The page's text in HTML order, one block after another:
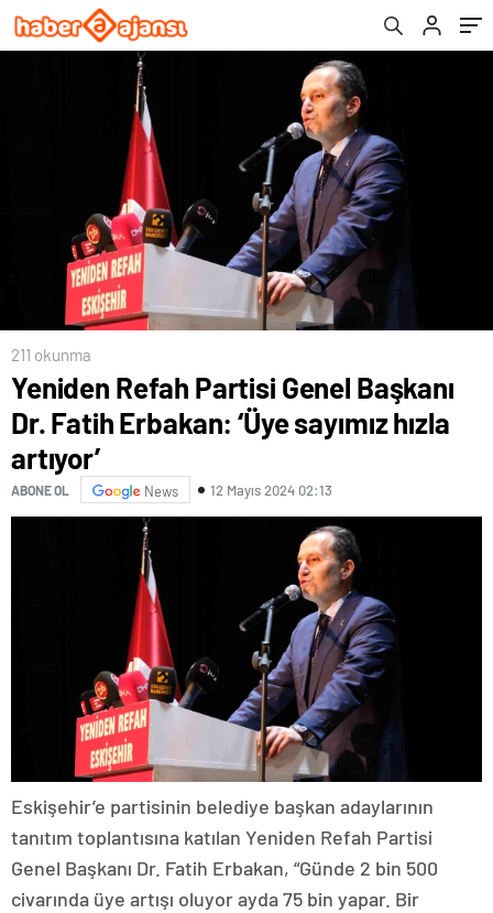
211 okunma
Yeniden Refah Partisi Genel Başkanı
Dr. Fatih Erbakan: ‘Üye sayımız hızla
artıyor’
ABONE OL News 12 Mayıs 2024 02:13
Eskişehir’e partisinin belediye başkan adaylarının
tanıtım toplantısına katılan Yeniden Refah Partisi
Genel Başkanı Dr. Fatih Erbakan, “Günde 2 bin 500
civarında üye artışı oluyor ayda 75 bin yapar. Bir